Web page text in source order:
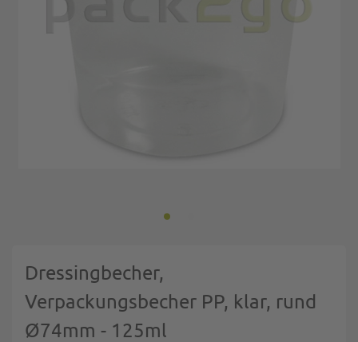
Dressingbecher,
Verpackungsbecher PP, klar, rund
Ø74mm - 125ml